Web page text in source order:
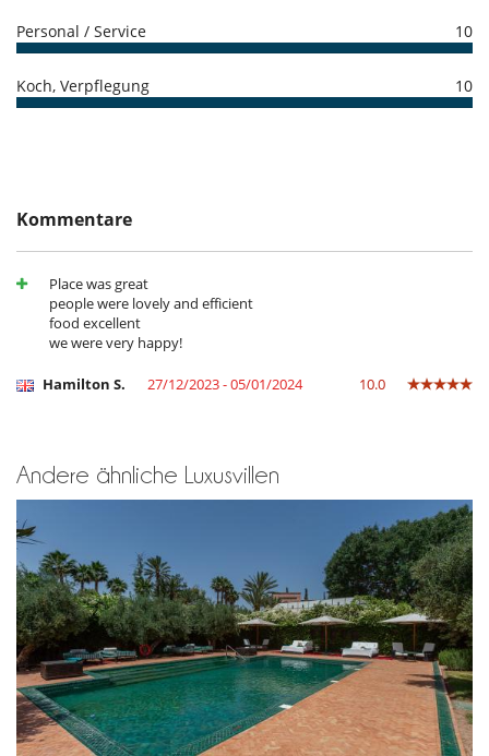
Personal / Service 10
Koch, Verpflegung 10
Kommentare
Place was great
people were lovely and efficient
food excellent
we were very happy!
Hamilton S. 27/12/2023 - 05/01/2024 10.0
Andere ähnliche Luxusvillen